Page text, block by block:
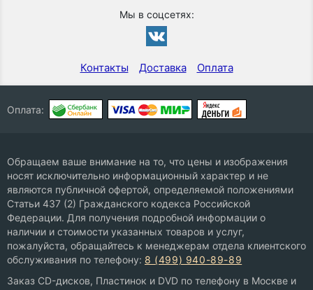
Мы в соцсетях:
Контакты Доставка Оплата
Оплата:
Обращаем ваше внимание на то, что цены и изображения
носят исключительно информационный характер и не
являются публичной офертой, определяемой положениями
Статьи 437 (2) Гражданского кодекса Российской
Федерации. Для получения подробной информации о
наличии и стоимости указанных товаров и услуг,
пожалуйста, обращайтесь к менеджерам отдела клиентского
обслуживания по телефону: 8 (499) 940-89-89
Заказ CD-дисков, Пластинок и DVD по телефону в Москве и